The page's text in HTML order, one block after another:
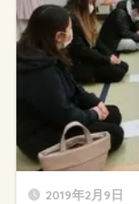
2019年2月9日